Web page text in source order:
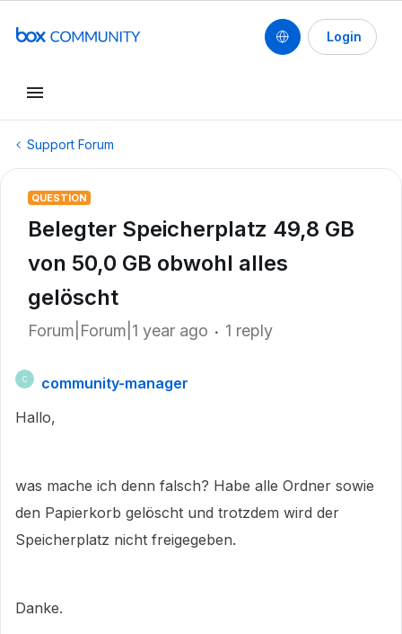
Login
Support Forum
QUESTION
Belegter Speicherplatz 49,8 GB
von 50,0 GB obwohl alles
gelöscht
Forum|Forum|1 year ago 1 reply
C
community-manager
Hallo,
was mache ich denn falsch? Habe alle Ordner sowie
den Papierkorb gelöscht und trotzdem wird der
Speicherplatz nicht freigegeben.
Danke.